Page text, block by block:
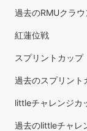
過去のRMUクラ
紅蓮位戦
スプリントカップ
過去のスプリント
littleチャレンジカ
過去のlittleチャレ